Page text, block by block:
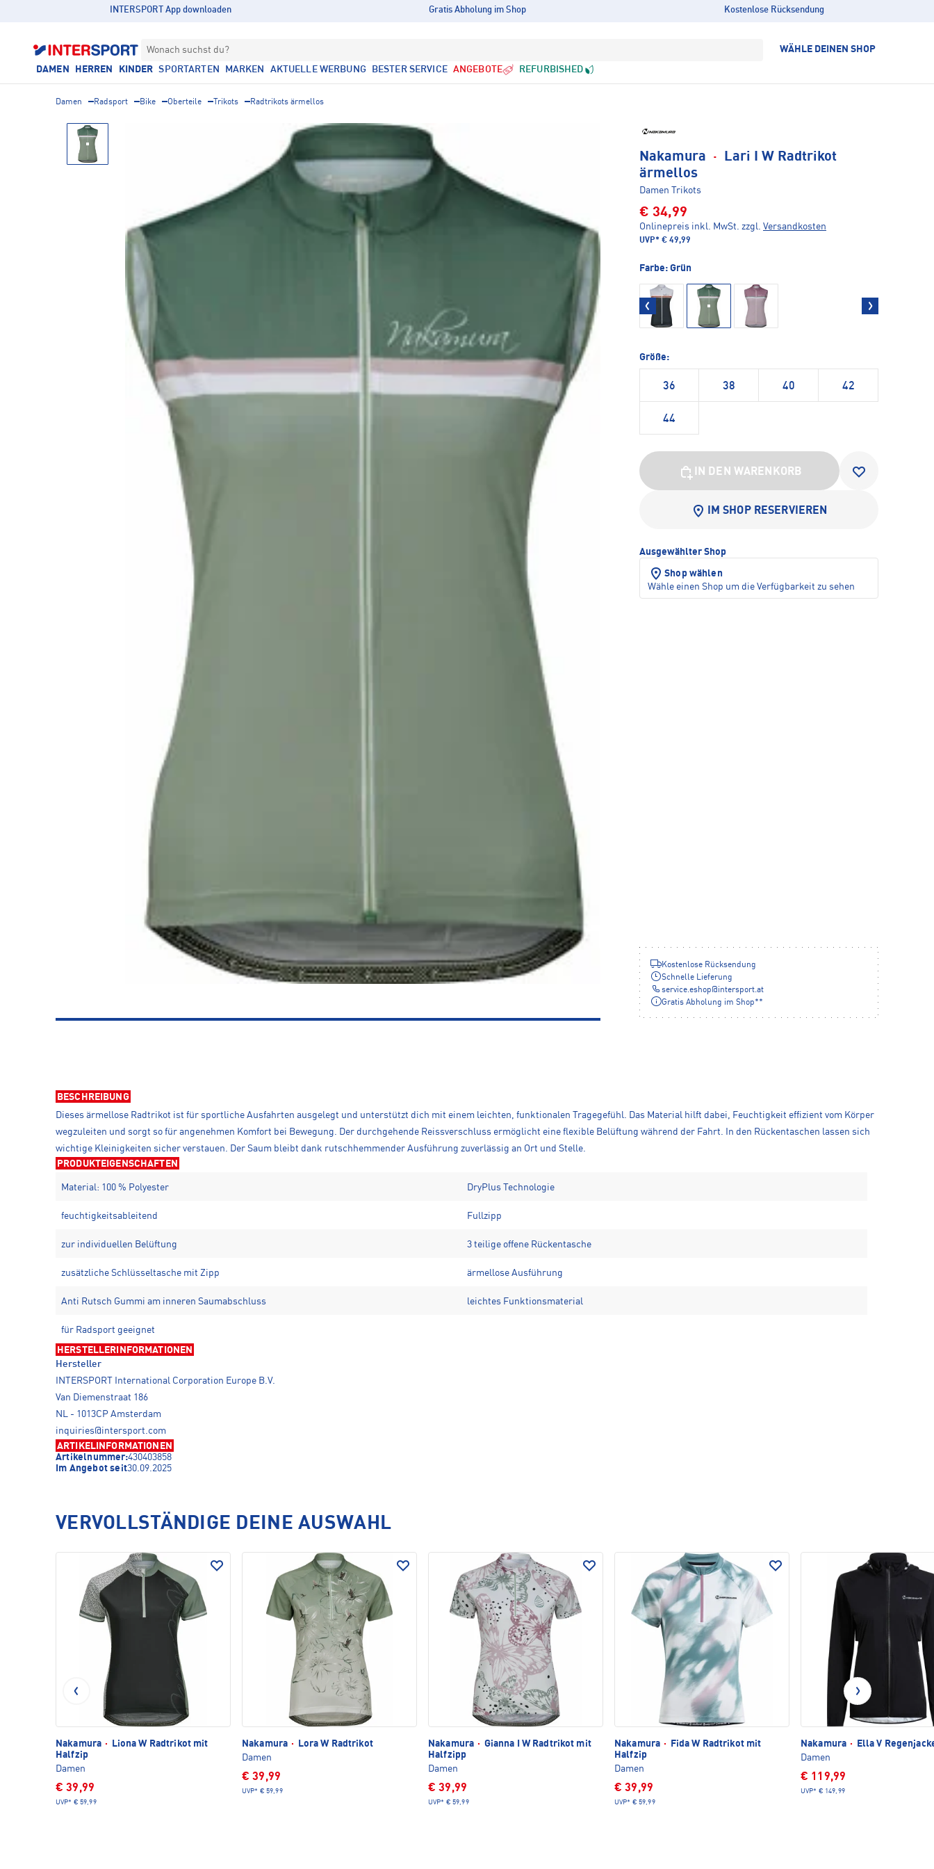
INTERSPORT App downloaden Gratis Abholung im Shop Kostenlose Rücksendung
Wonach suchst du? WÄHLE DEINEN SHOP
DAMEN HERREN KINDER SPORTARTEN MARKEN AKTUELLE WERBUNG BESTER SERVICE ANGEBOTE REFURBISHED
Damen Radsport Bike Oberteile Trikots Radtrikots ärmellos
Nakamura ·
Lari I W Radtrikot
ärmellos
Damen Trikots
€ 34,99
Onlinepreis inkl. MwSt. zzgl. Versandkosten
UVP* € 49,99
Farbe: Grün
Größe:
36 38 40 42
44
IN DEN WARENKORB
IM SHOP RESERVIEREN
Ausgewählter Shop
Shop wählen
Wähle einen Shop um die Verfügbarkeit zu sehen
Kostenlose Rücksendung
Schnelle Lieferung
service.eshop@intersport.at
Gratis Abholung im Shop**
BESCHREIBUNG
Dieses ärmellose Radtrikot ist für sportliche Ausfahrten ausgelegt und unterstützt dich mit einem leichten, funktionalen Tragegefühl. Das Material hilft dabei, Feuchtigkeit effizient vom Körper
wegzuleiten und sorgt so für angenehmen Komfort bei Bewegung. Der durchgehende Reissverschluss ermöglicht eine flexible Belüftung während der Fahrt. In den Rückentaschen lassen sich
wichtige Kleinigkeiten sicher verstauen. Der Saum bleibt dank rutschhemmender Ausführung zuverlässig an Ort und Stelle.
PRODUKTEIGENSCHAFTEN
Material: 100 % Polyester DryPlus Technologie
feuchtigkeitsableitend Fullzipp
zur individuellen Belüftung 3 teilige offene Rückentasche
zusätzliche Schlüsseltasche mit Zipp ärmellose Ausführung
Anti Rutsch Gummi am inneren Saumabschluss leichtes Funktionsmaterial
für Radsport geeignet
HERSTELLERINFORMATIONEN
Hersteller
INTERSPORT International Corporation Europe B.V.
Van Diemenstraat 186
NL - 1013CP Amsterdam
inquiries@intersport.com
ARTIKELINFORMATIONEN
Artikelnummer:430403858
Im Angebot seit30.09.2025
VERVOLLSTÄNDIGE DEINE AUSWAHL
Nakamura ·
Liona W Radtrikot mit
Halfzip
Damen
€ 39,99
UVP* € 59,99
Nakamura ·
Lora W Radtrikot
Damen
€ 39,99
UVP* € 59,99
Nakamura · Gianna I W Radtrikot mit
Halfzipp
Damen
€ 39,99
UVP* € 59,99
Nakamura ·
Fida W Radtrikot mit
Halfzip
Damen
€ 39,99
UVP* € 59,99
Nakamura ·
Ella V
Damen
€ 119,99
UVP* € 149,99